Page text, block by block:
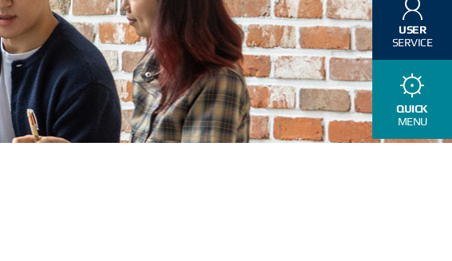
USER
SERVICE
QUICK
MENU